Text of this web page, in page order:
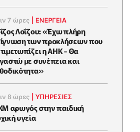
7 ώρες ΕΝΈΡΓΕΙΑ
Λοΐζου: «Έχω πλήρη
των προκλήσεων που
η ΑΗΚ - Θα
με συνέπεια και
8 ώρες |ΥΠΗΡΕΣΙΕΣ
αρωγός στην παιδική
υγεία